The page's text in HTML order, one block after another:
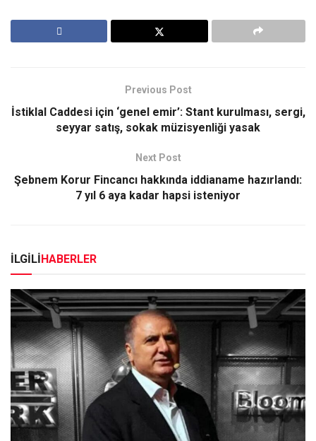
Previous Post
İstiklal Caddesi için ‘genel emir’: Stant kurulması, sergi,
seyyar satış, sokak müzisyenliği yasak
Next Post
Şebnem Korur Fincancı hakkında iddianame hazırlandı:
7 yıl 6 aya kadar hapsi isteniyor
İLGİLİHABERLER